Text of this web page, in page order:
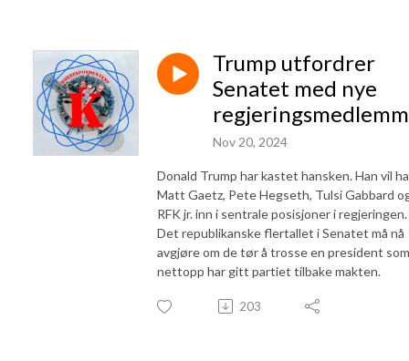
Trump utfordrer
Senatet med nye
Nov 20, 2024
Donald Trump har kastet hansken. Han vil ha
Matt Gaetz, Pete Hegseth, Tulsi Gabbard
RFK jr. inn i sentrale posisjoner i regjeringen.
Det republikanske flertallet i Senatet må nå
avgjøre om de tør å trosse en president som
nettopp har gitt partiet tilbake makten.
203